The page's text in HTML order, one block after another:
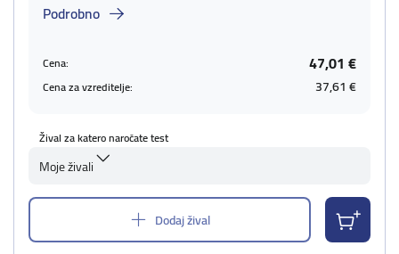
Podrobno
Cena: 47,01 €
Cena za vzreditelje: 37,61 €
Žival za katero naročate test
Moje živali
Dodaj žival